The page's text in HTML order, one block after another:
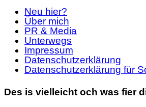
Neu hier?
Über mich
PR & Media
Unterwegs
Impressum
Datenschutzerklärung
Datenschutzerklärung für
Des is vielleicht och was fier